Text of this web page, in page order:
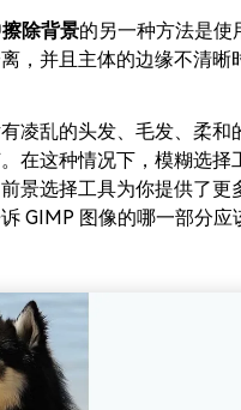
除背景的另一种方法是使
，并且主体的边缘不清晰
凌乱的头发、毛发、柔和
在这种情况下，模糊选择
景选择工具为你提供了更
GIMP 图像的哪一部分应